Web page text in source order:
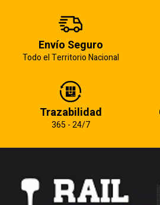
Envío Seguro
Todo el Territorio Nacional
Trazabilidad
365 - 24/7